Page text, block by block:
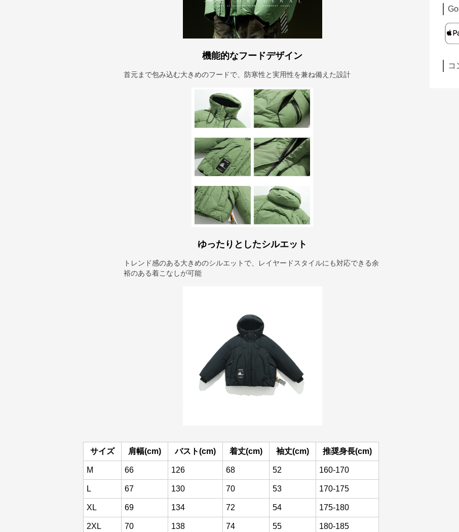
機能的なフードデザイン
首元まで包み込む大きめのフードで、防寒性と実用性を兼ね備えた設計
ゆったりとしたシルエット
トレンド感のある大きめのシルエットで、レイヤードスタイルにも対応できる余
裕のある着こなしが可能
サイズ 肩幅(cm) バスト(cm) 着丈(cm) 袖丈(cm) 推奨身長(cm)
M 66 126 68 52 160-170
L 67 130 70 53 170-175
XL 69 134 72 54 175-180
2XL 70 138 74 55 180-185
コ